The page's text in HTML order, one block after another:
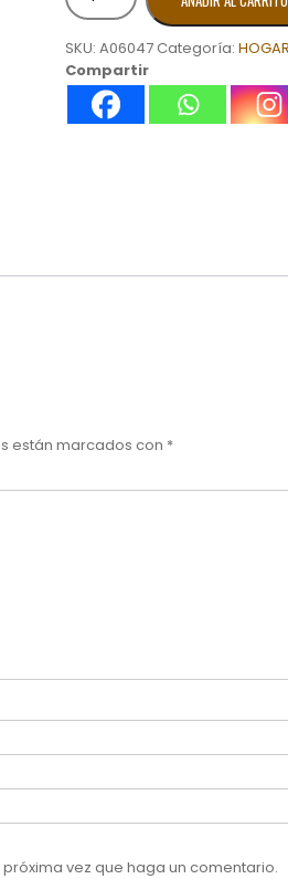
PLASTICA
LAV
DER
TERRACOTA
TALISHTE
SKU: A06047 Categoría:
Compartir
están marcados con *
vez que haga un comentario.